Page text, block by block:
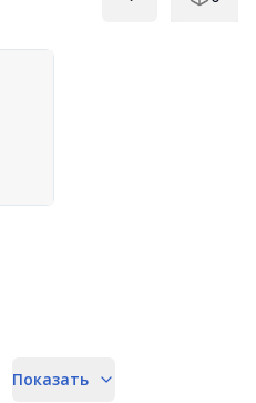
Показать